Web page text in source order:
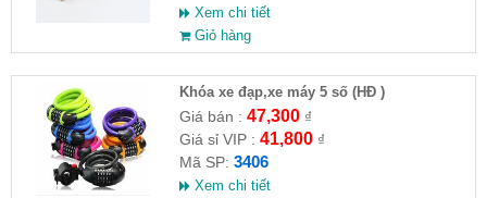
Xem chi tiết
Giỏ hàng
Khóa xe đạp,xe máy 5 số (HĐ )
Giá bán : 47,300₫
Giá sỉ VIP : 41,800₫
Mã SP: 3406
Xem chi tiết